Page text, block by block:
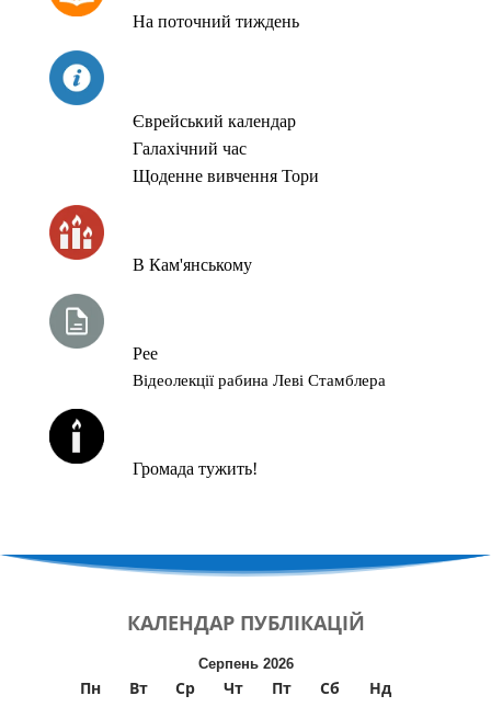
На поточний тиждень
Єврейський календар
Галахічний час
Щоденне вивчення Тори
В Кам'янському
Рее
Відеолекції рабина Леві Стамблера
Громада тужить!
КАЛЕНДАР ПУБЛІКАЦІЙ
Серпень 2026
Пн Вт Ср Чт Пт Сб
Нд